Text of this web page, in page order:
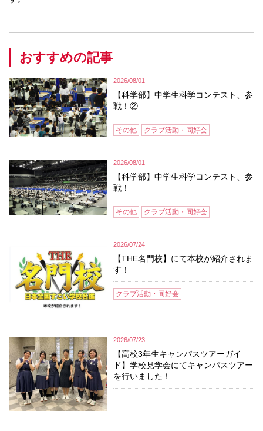
おすすめの記事
2026/08/01
【科学部】中学生科学コンテスト、参
戦！②
その他 クラブ活動・同好会
2026/08/01
【科学部】中学生科学コンテスト、参
戦！
その他 クラブ活動・同好会
2026/07/24
【THE名門校】にて本校が紹介されま
す！
クラブ活動・同好会
2026/07/23
【高校3年生キャンパスツアーガイ
ド】学校見学会にてキャンパスツアー
を行いました！